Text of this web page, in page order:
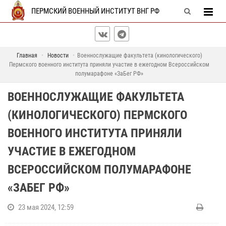
ПЕРМСКИЙ ВОЕННЫЙ ИНСТИТУТ ВНГ РФ
Главная Новости
Военнослужащие факультета (кинологического)
Пермского военного института приняли участие в ежегодном Всероссийском
полумарафоне «ЗаБег РФ»
ВОЕННОСЛУЖАЩИЕ ФАКУЛЬТЕТА
(КИНОЛОГИЧЕСКОГО) ПЕРМСКОГО
ВОЕННОГО ИНСТИТУТА ПРИНЯЛИ
УЧАСТИЕ В ЕЖЕГОДНОМ
ВСЕРОССИЙСКОМ ПОЛУМАРАФОНЕ
«ЗАБЕГ РФ»
23 мая 2024, 12:59